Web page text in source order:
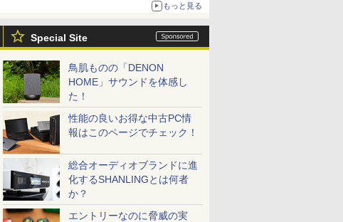
もっと見る
Special Site
鳥肌ものの「DENON
HOME」サウンドを体感し
た！
性能の良いお得な中古PC情
報はこのページでチェック！
総合オーディオブランドに進
化するSHANLINGとは何者
か？
エントリーなのに脅威の実